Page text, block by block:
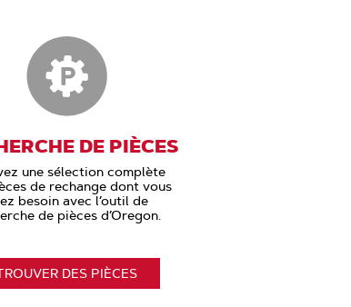
DE PIÈCES
une sélection complète
de rechange dont vous
besoin avec l’outil de
de pièces d’Oregon.
DES PIÈCES